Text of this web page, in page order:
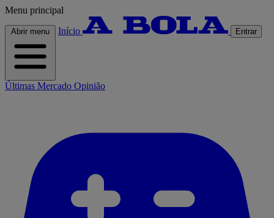
Menu principal
Abrir menu Início Entrar
Últimas Mercado Opinião